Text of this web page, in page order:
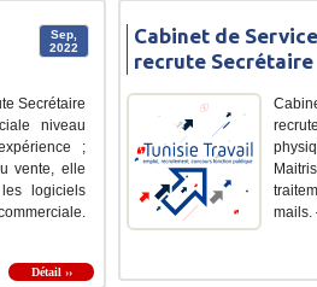
Sep,
2022
Secrétaire
niveau
;
vente, elle
logiciels
Détail ››
Cabinet de
recrute Secrétaire
mails.